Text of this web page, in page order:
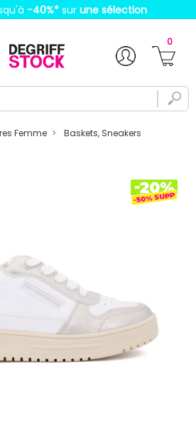
-40%* sur une sélection
0
Femme
Baskets, Sneakers